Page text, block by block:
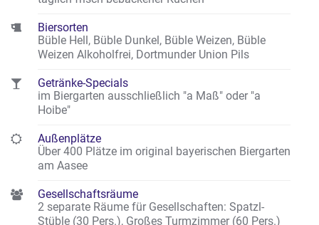
Biersorten
Büble Hell, Büble Dunkel, Büble Weizen, Büble
Weizen Alkoholfrei, Dortmunder Union Pils
Getränke-Specials
im Biergarten ausschließlich "a Maß" oder "a
Hoibe"
Außenplätze
Über 400 Plätze im original bayerischen Biergarten
am Aasee
Gesellschaftsräume
2 separate Räume für Gesellschaften: Spatzl-
Stüble (30 Pers.), Großes Turmzimmer (60 Pers.)